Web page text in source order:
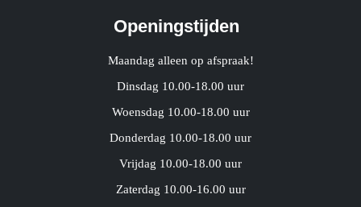
Openingstijden
Maandag alleen op afspraak!
Dinsdag 10.00-18.00 uur
Woensdag 10.00-18.00 uur
Donderdag 10.00-18.00 uur
Vrijdag 10.00-18.00 uur
Zaterdag 10.00-16.00 uur